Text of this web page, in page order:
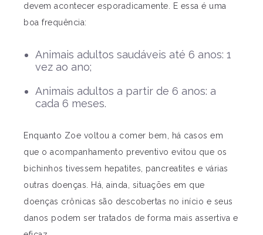
devem acontecer esporadicamente. E essa é uma
boa frequência:
Animais adultos saudáveis até 6 anos: 1
vez ao ano;
Animais adultos a partir de 6 anos: a
cada 6 meses.
Enquanto Zoe voltou a comer bem, há casos em
que o acompanhamento preventivo evitou que os
bichinhos tivessem hepatites, pancreatites e várias
outras doenças. Há, ainda, situações em que
doenças crônicas são descobertas no início e seus
danos podem ser tratados de forma mais assertiva e